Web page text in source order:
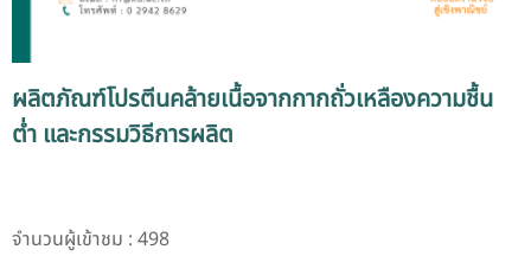
ผลิตภัณฑ์โปรตีนคล้ายเนื้อจากกากถั่วเหลืองความชื้น
ต่ำ และกรรมวิธีการผลิต
จำนวนผู้เข้าชม : 498